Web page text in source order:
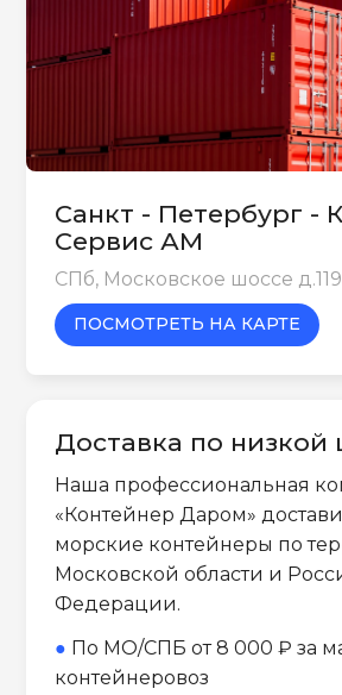
Санкт - Петербург -
Сервис АМ
СПб, Московское шоссе д.119
ПОСМОТРЕТЬ НА КАРТЕ
Доставка по низкой
Наша профессиональная
«Контейнер Даром»
морские контейнеры по
Московской области и
Федерации.
● По МО/СПБ от 8 000 ₽ за
контейнеровоз